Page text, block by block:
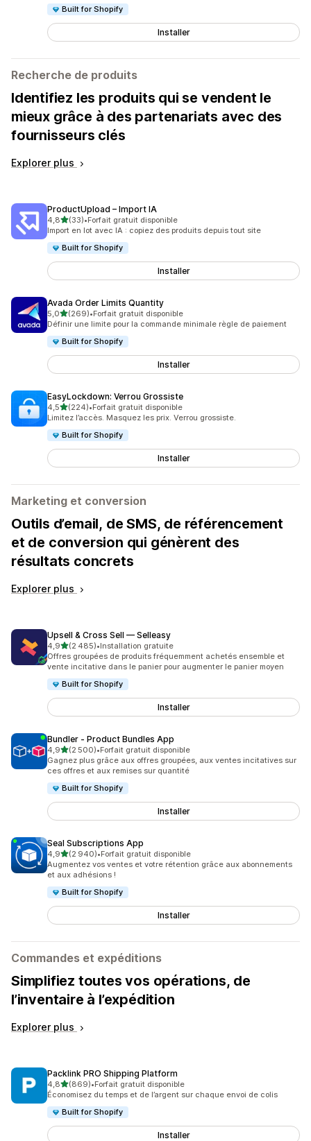
Built for Shopify
Installer
Recherche de produits
Identifiez les produits qui se vendent le
mieux grâce à des partenariats avec des
fournisseurs clés
Explorer plus
ProductUpload – Import IA
4,8étoile(s) sur 5
(33)
33 avis au total
•Forfait gratuit disponible
Import en lot avec IA : copiez des produits depuis tout site
Built for Shopify
Installer
Avada Order Limits Quantity
5,0étoile(s) sur 5
(269)
269 avis au total
•Forfait gratuit disponible
Définir une limite pour la commande minimale règle de paiement
Built for Shopify
Installer
EasyLockdown: Verrou Grossiste
4,5étoile(s) sur 5
(224)
224 avis au total
•Forfait gratuit disponible
Limitez l’accès. Masquez les prix. Verrou grossiste.
Built for Shopify
Installer
Marketing et conversion
Outils d’email, de SMS, de référencement
et de conversion qui génèrent des
résultats concrets
Explorer plus
Upsell & Cross Sell — Selleasy
4,9étoile(s) sur 5
(2 485)
2485 avis au total
•Installation gratuite
Offres groupées de produits fréquemment achetés ensemble et
vente incitative dans le panier pour augmenter le panier moyen
Built for Shopify
Installer
Bundler ‑ Product Bundles App
4,9étoile(s) sur 5
(2 500)
2500 avis au total
•Forfait gratuit disponible
Gagnez plus grâce aux offres groupées, aux ventes incitatives sur
ces offres et aux remises sur quantité
Built for Shopify
Installer
Seal Subscriptions App
4,9étoile(s) sur 5
(2 940)
2940 avis au total
•Forfait gratuit disponible
Augmentez vos ventes et votre rétention grâce aux abonnements
et aux adhésions !
Built for Shopify
Installer
Commandes et expéditions
Simplifiez toutes vos opérations, de
l’inventaire à l’expédition
Explorer plus
Packlink PRO Shipping Platform
4,8étoile(s) sur 5
(869)
869 avis au total
•Forfait gratuit disponible
Économisez du temps et de l’argent sur chaque envoi de colis
Built for Shopify
Installer